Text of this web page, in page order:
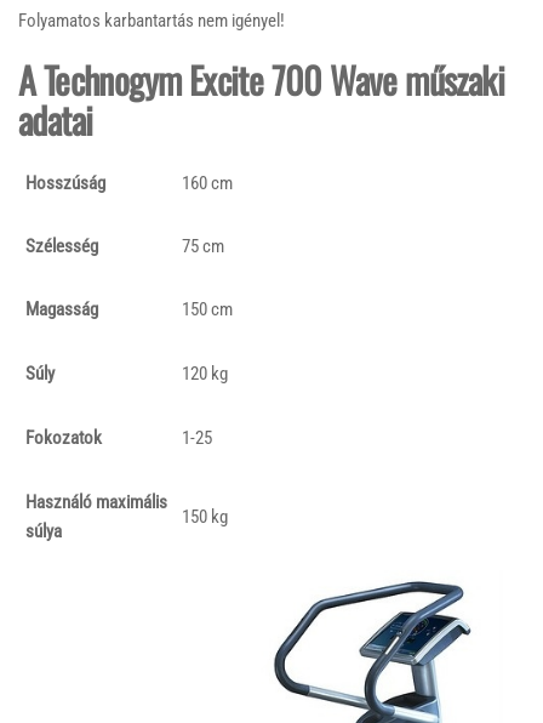
Folyamatos karbantartás nem igényel!
A Technogym Excite 700 Wave műszaki
adatai
Hosszúság 160 cm
Szélesség 75 cm
Magasság 150 cm
Súly 120 kg
Fokozatok 1-25
Használó maximális
súlya
150 kg